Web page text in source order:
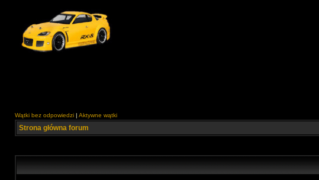
Wątki bez odpowiedzi | Aktywne wątki
Strona główna forum